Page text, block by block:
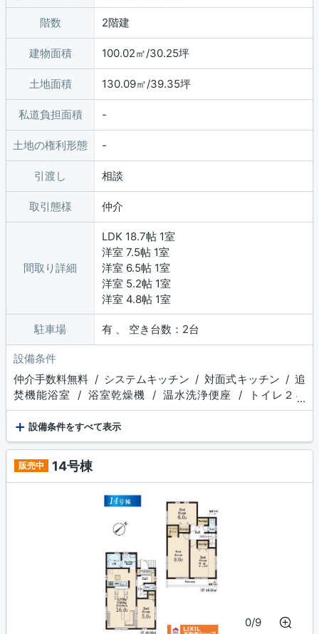
階数 2階建
建物面積 100.02㎡/30.25坪
土地面積 130.09㎡/39.35坪
私道負担面積
土地の権利形態
引渡し 相談
取引態様 仲介
間取り詳細
LDK 18.7帖 1室
洋室 7.5帖 1室
洋室 6.5帖 1室
洋室 5.2帖 1室
洋室 4.8帖 1室
駐車場 有 、 空き台数：2台
設備条件
仲介手数料無料 / システムキッチン / 対面式キッチン / 追
焚機能浴室 / 浴室乾燥機 / 温水洗浄便座 / トイレ２ヶ
所 / 浴室１坪以上 / 床下収納 / 食品庫 / 収納豊富 / TVモ
ニタ付インターホン / ディンプルキー
...
+ 設備条件をすべて表示
販売中 14号棟
0/9